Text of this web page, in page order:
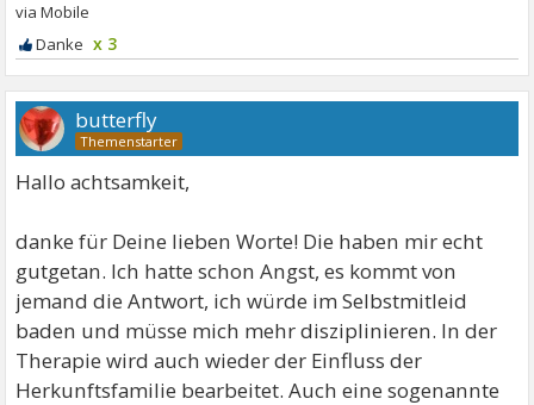
x 3
butterfly
Hallo achtsamkeit,
danke für Deine lieben Worte! Die haben mir echt
gutgetan. Ich hatte schon Angst, es kommt von
jemand die Antwort, ich würde im Selbstmitleid
baden und müsse mich mehr disziplinieren. In der
Therapie wird auch wieder der Einfluss der
Herkunftsfamilie bearbeitet. Auch eine sogenannte